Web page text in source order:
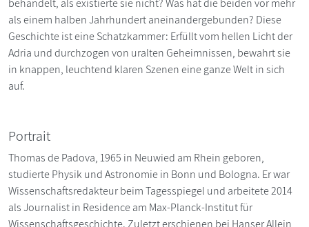
als einem halben Jahrhundert aneinandergebunden? Diese
Geschichte ist eine Schatzkammer: Erfüllt vom hellen Licht der
Adria und durchzogen von uralten Geheimnissen, bewahrt sie
in knappen, leuchtend klaren Szenen eine ganze Welt in sich
auf.
Portrait
Thomas de Padova, 1965 in Neuwied am Rhein geboren,
studierte Physik und Astronomie in Bonn und Bologna. Er war
Wissenschaftsredakteur beim Tagesspiegel und arbeitete 2014
als Journalist in Residence am Max-Planck-Institut für
Wissenschaftsgeschichte. Zuletzt erschienen bei Hanser Allein